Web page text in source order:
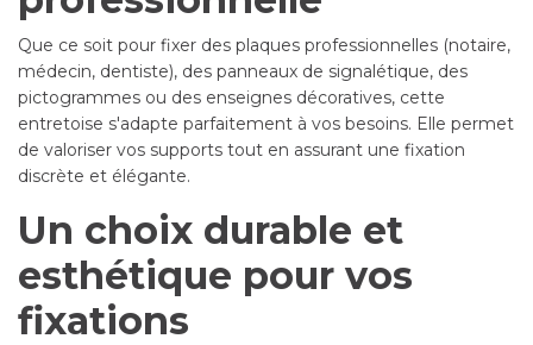
Que ce soit pour fixer des plaques professionnelles (notaire,
médecin, dentiste), des panneaux de signalétique, des
pictogrammes ou des enseignes décoratives, cette
entretoise s'adapte parfaitement à vos besoins. Elle permet
de valoriser vos supports tout en assurant une fixation
discrète et élégante.
Un choix durable et
esthétique pour vos
fixations